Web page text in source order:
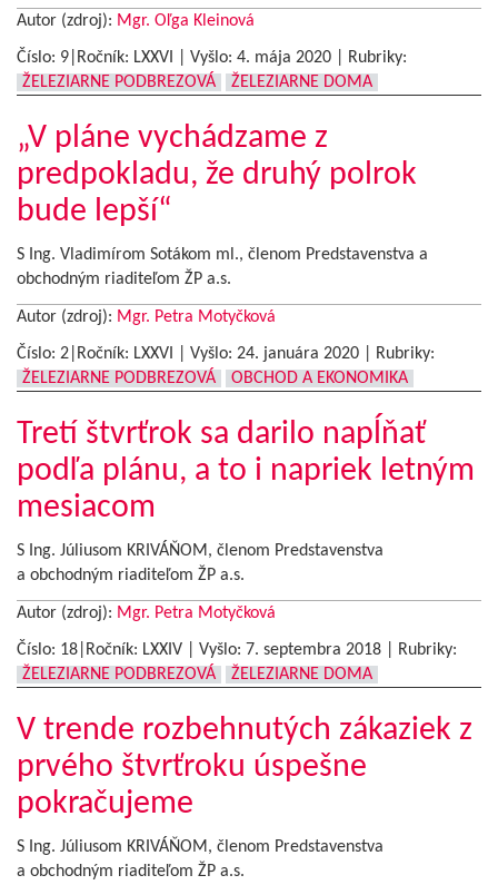
Autor (zdroj): Mgr. Oľga Kleinová
Číslo: 9|Ročník: LXXVI | Vyšlo: 4. mája 2020
Rubriky:
ŽELEZIARNE PODBREZOVÁ
ŽELEZIARNE DOMA
„V pláne vychádzame z
predpokladu, že druhý polrok
bude lepší“
S Ing. Vladimírom Sotákom ml., členom Predstavenstva a
obchodným riaditeľom ŽP a.s.
Autor (zdroj): Mgr. Petra Motyčková
Číslo: 2|Ročník: LXXVI | Vyšlo: 24. januára 2020
Rubriky:
ŽELEZIARNE PODBREZOVÁ
OBCHOD A EKONOMIKA
Tretí štvrťrok sa darilo napĺňať
podľa plánu, a to i napriek letným
mesiacom
S Ing. Júliusom KRIVÁŇOM, členom Predstavenstva
a obchodným riaditeľom ŽP a.s.
Autor (zdroj): Mgr. Petra Motyčková
Číslo: 18|Ročník: LXXIV | Vyšlo: 7. septembra 2018
Rubriky:
ŽELEZIARNE PODBREZOVÁ
ŽELEZIARNE DOMA
V trende rozbehnutých zákaziek z
prvého štvrťroku úspešne
pokračujeme
S Ing. Júliusom KRIVÁŇOM, členom Predstavenstva
a obchodným riaditeľom ŽP a.s.